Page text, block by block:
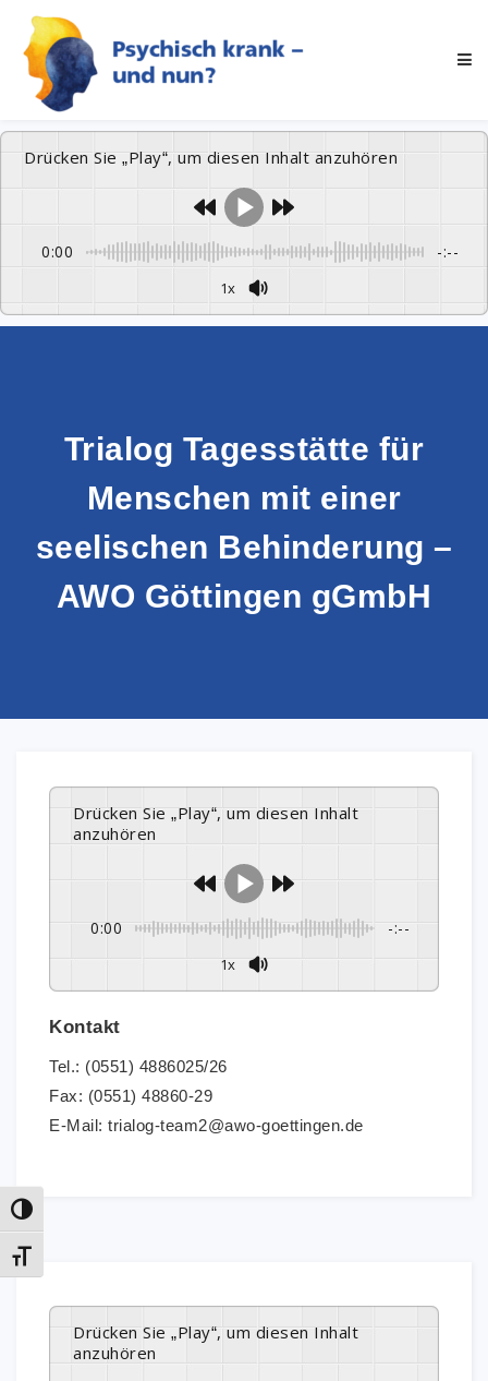
Umschalten auf hohe Kontraste
Schrift vergrößern
Drücken Sie „Play“, um diesen Inhalt anzuhören
0:00 -:--
1x
Trialog Tagesstätte für
Menschen mit einer
seelischen Behinderung –
AWO Göttingen gGmbH
Drücken Sie „Play“, um diesen Inhalt
anzuhören
Drücken Sie „Play“, um diesen Inhalt
anzuhören
0:00 -:--
1x
Kontakt
Tel.: (0551) 4886025/26
Fax: (0551) 48860-29
E-Mail: trialog-team2@awo-goettingen.de